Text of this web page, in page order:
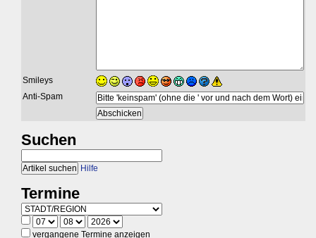
Smileys
Anti-Spam
Suchen
Hilfe
Termine
vergangene Termine anzeigen